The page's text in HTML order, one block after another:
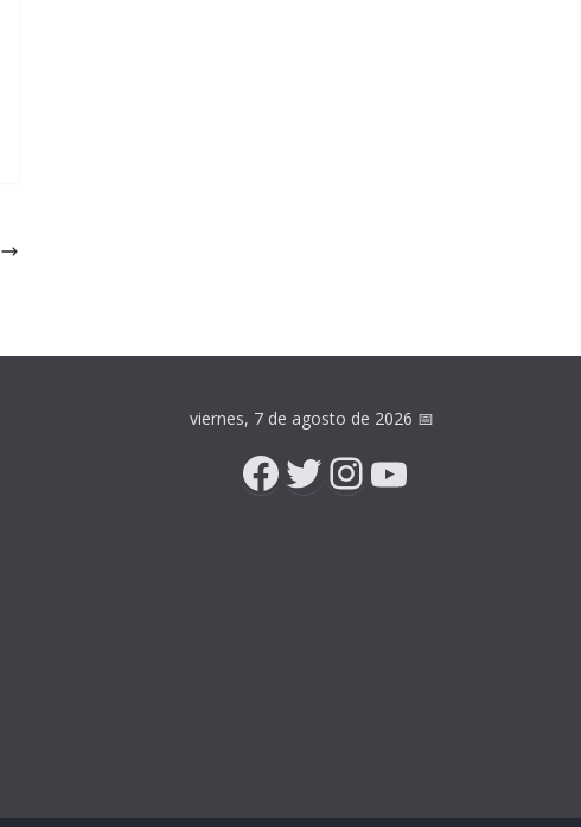
viernes, 7 de agosto de 2026 📅
Facebook
Twitter
Instagram
YouTube